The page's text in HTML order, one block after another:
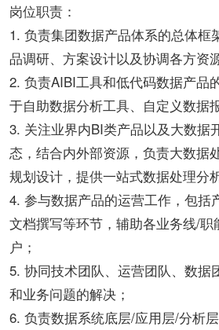
岗位职责：
1. 负责集团数据产品体系的总体框
品调研、方案设计以及协调各方资
2. 负责AIBI工具和低代码数据产品
于自助数据分析工具、自定义数据
3. 关注业界内BI类产品以及大数据
态，结合内外部资源，负责大数据
规划设计，提供一站式数据处理分
4. 参与数据产品的运营工作，包括
文档撰写等环节，辅助各业务线/职
户；
5. 协同技术团队、运营团队、数据
和业务问题的解决；
6. 负责数据系统底层/应用层/分析